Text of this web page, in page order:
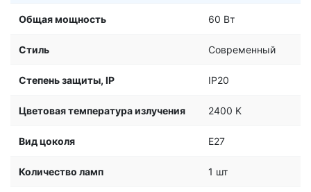
Общая мощность 60 Вт
Стиль Современный
Степень защиты, IP IP20
Цветовая температура излучения 2400 K
Вид цоколя E27
Количество ламп 1 шт